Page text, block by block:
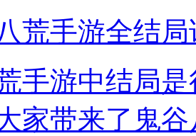
荒手游全结
手游中结局
家带来了鬼